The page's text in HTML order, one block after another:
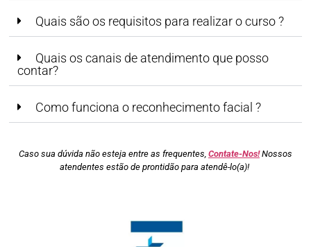
Quais são os requisitos para realizar o curso ?
Quais os canais de atendimento que posso
contar?
Como funciona o reconhecimento facial ?
Caso sua dúvida não esteja entre as frequentes, Contate-Nos!Nossos
atendentes estão de prontidão para atendê-lo(a)!